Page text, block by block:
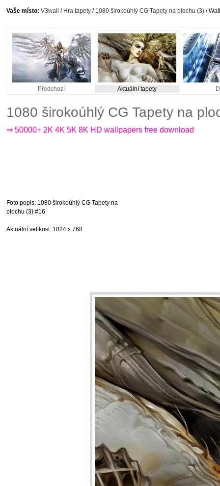
Vaše místo: V3wall / Hra tapety / 1080 širokoúhlý CG Tapety na plochu (3) /
Předchozí Aktuální tapety
1080 širokoúhlý CG Tapety na
⇒ 50000+ 2K 4K 5K 8K HD wallpapers free download
Foto popis: 1080 širokoúhlý CG Tapety na
plochu (3) #16
Aktuální velikost: 1024 x 768